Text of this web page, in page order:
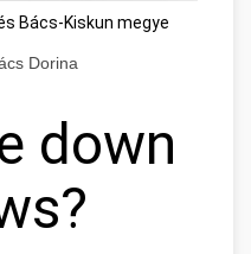
Bács-Kiskun megye
Dorina
down